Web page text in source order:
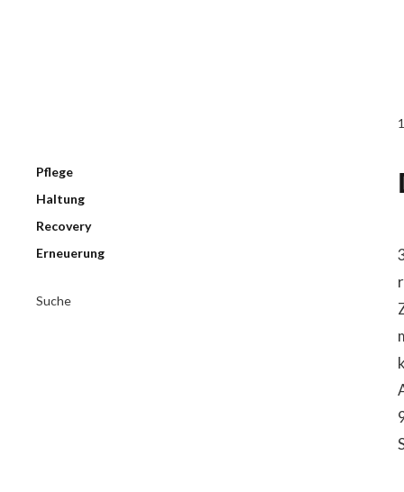
Pflege
Haltung
Recovery
Erneuerung
Suche